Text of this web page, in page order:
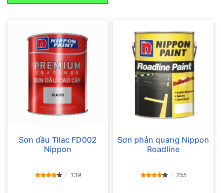
Sơn dầu Tilac FD002
Nippon
139
Sơn phản quang Nippon
Roadline
255